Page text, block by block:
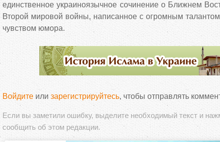
единственное украиноязычное сочинение о Ближнем
Второй мировой войны, написанное с огромным
чувством юмора.
Войдите или зарегистрируйтесь, чтобы отправлять
Если вы заметили ошибку, выделите необходимый текст и
сообщить об этом редакции.